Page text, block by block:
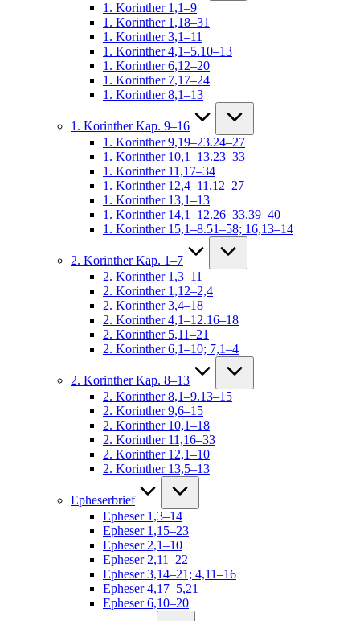
1. Korinther 1,1–9
1. Korinther 1,18–31
1. Korinther 3,1–11
1. Korinther 4,1–5.10–13
1. Korinther 6,12–20
1. Korinther 7,17–24
1. Korinther 8,1–13
1. Korinther Kap. 9–16
1. Korinther 9,19–23.24–27
1. Korinther 10,1–13.23–33
1. Korinther 11,17–34
1. Korinther 12,4–11.12–27
1. Korinther 13,1–13
1. Korinther 14,1–12.26–33.39–40
1. Korinther 15,1–8.51–58; 16,13–14
2. Korinther Kap. 1–7
2. Korinther 1,3–11
2. Korinther 1,12–2,4
2. Korinther 3,4–18
2. Korinther 4,1–12.16–18
2. Korinther 5,11–21
2. Korinther 6,1–10; 7,1–4
2. Korinther Kap. 8–13
2. Korinther 8,1–9.13–15
2. Korinther 9,6–15
2. Korinther 10,1–18
2. Korinther 11,16–33
2. Korinther 12,1–10
2. Korinther 13,5–13
Epheserbrief
Epheser 1,3–14
Epheser 1,15–23
Epheser 2,1–10
Epheser 2,11–22
Epheser 3,14–21; 4,11–16
Epheser 4,17–5,21
Epheser 6,10–20